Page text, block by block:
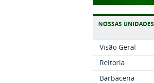
NOSSAS UNIDADES
Visão Geral
Reitoria
Barbacena